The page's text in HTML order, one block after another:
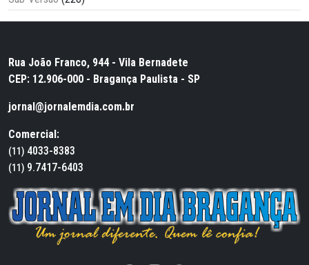
Rua João Franco, 944 - Vila Bernadete
CEP: 12.906-000 - Bragança Paulista - SP
jornal@jornalemdia.com.br
Comercial:
(11) 4033-8383
(11) 9.7417-6403